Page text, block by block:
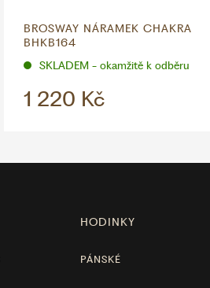
BROSWAY NÁRAMEK CHAKRA
BHKB164
SKLADEM - okamžitě k odběru
1 220 Kč
HODINKY
PÁNSKÉ